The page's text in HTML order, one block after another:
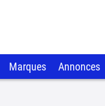
Marques Annonces